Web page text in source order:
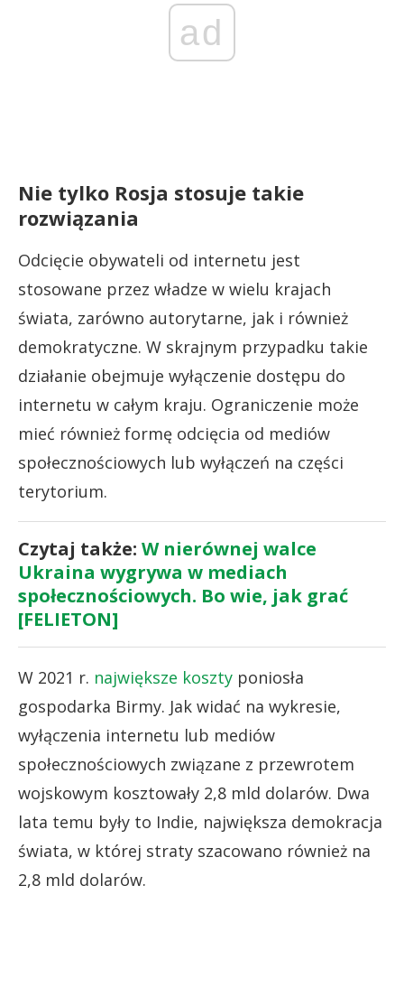
ad
Nie tylko Rosja stosuje takie
rozwiązania
Odcięcie obywateli od internetu jest
stosowane przez władze w wielu krajach
świata, zarówno autorytarne, jak i również
demokratyczne. W skrajnym przypadku takie
działanie obejmuje wyłączenie dostępu do
internetu w całym kraju. Ograniczenie może
mieć również formę odcięcia od mediów
społecznościowych lub wyłączeń na części
terytorium.
Czytaj także: W nierównej walce
Ukraina wygrywa w mediach
społecznościowych. Bo wie, jak grać
[FELIETON]
W 2021 r. największe koszty poniosła
gospodarka Birmy. Jak widać na wykresie,
wyłączenia internetu lub mediów
społecznościowych związane z przewrotem
wojskowym kosztowały 2,8 mld dolarów. Dwa
lata temu były to Indie, największa demokracja
świata, w której straty szacowano również na
2,8 mld dolarów.